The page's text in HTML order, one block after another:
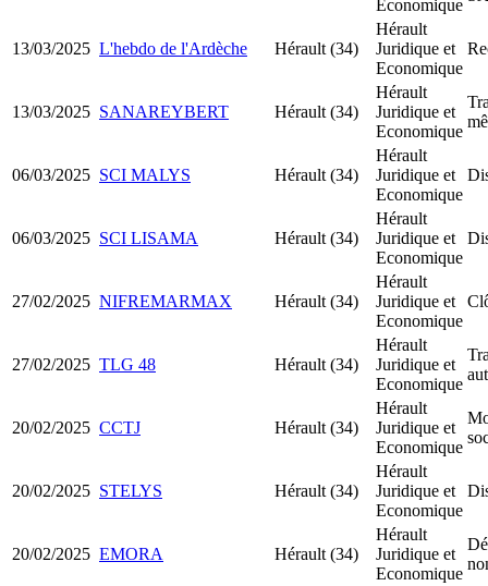
Economique
13/03/2025 L'hebdo de l'Ardèche Hérault (34)
Hérault
Juridique et
Economique
13/03/2025 SANAREYBERT Hérault (34)
Hérault
Juridique et
Economique
06/03/2025 SCI MALYS Hérault (34)
Hérault
Juridique et
Economique
06/03/2025 SCI LISAMA Hérault (34)
Hérault
Juridique et
Economique
27/02/2025 NIFREMARMAX Hérault (34)
Hérault
Juridique et
Economique
27/02/2025 TLG 48 Hérault (34)
Hérault
Juridique et
Economique
20/02/2025 CCTJ Hérault (34)
Hérault
Juridique et
Economique
20/02/2025 STELYS Hérault (34)
Hérault
Juridique et
Economique
20/02/2025 EMORA Hérault (34)
Hérault
Juridique et
Economique